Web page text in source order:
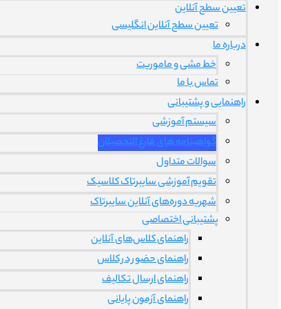
تعیین سطح آنلاین
تعیین سطح آنلاین انگلیسی
درباره ما
خط مشی و ماموریت
تماس با ما
راهنمایی و پشتیبانی
سیستم آموزشی
گواهینامه های فارغ التحصیلان
سوالات متداول
تقویم آموزشی سایبرتاک کلاسیک
شهریه دوره‌های آنلاین سایبرتاک
پشتیبانی اختصاصی
راهنمای کلاس‌های آنلاین
راهنمای حضور در کلاس
راهنمای ارسال تکالیف
راهنمای آزمون پایانی